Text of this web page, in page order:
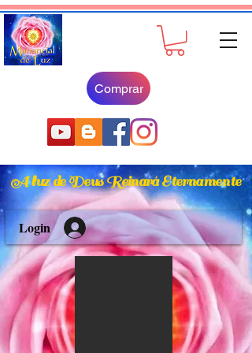
Comprar
A luz de Deus Reinará Eternamente
Login